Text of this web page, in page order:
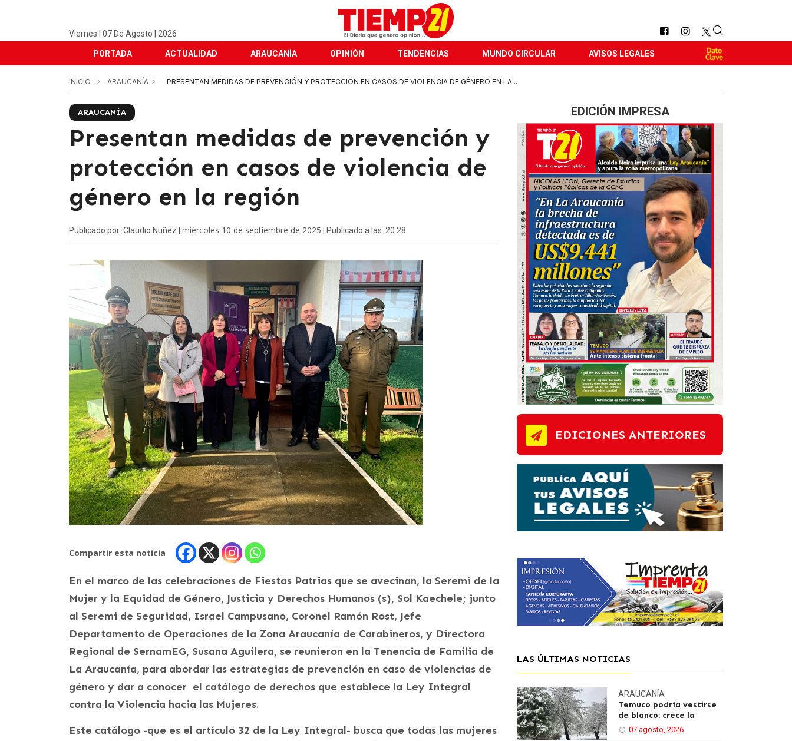
Viernes | 07 De Agosto | 2026
PORTADA ACTUALIDAD ARAUCANÍA OPINIÓN TENDENCIAS MUNDO CIRCULAR AVISOS LEGALES
INICIO ARAUCANÍA PRESENTAN MEDIDAS DE PREVENCIÓN Y PROTECCIÓN EN CASOS DE VIOLENCIA DE GÉNERO EN LA...
ARAUCANÍA
Presentan medidas de prevención y
protección en casos de violencia de
género en la región
Publicado por: Claudio Nuñez | miércoles 10 de septiembre de 2025 | Publicado a las: 20:28
Compartir esta noticia
En el marco de las celebraciones de Fiestas Patrias que se avecinan, la Seremi de la
Mujer y la Equidad de Género, Justicia y Derechos Humanos (s), Sol Kaechele; junto
al Seremi de Seguridad, Israel Campusano, Coronel Ramón Rost, Jefe
Departamento de Operaciones de la Zona Araucanía de Carabineros, y Directora
Regional de SernamEG, Susana Aguilera, se reunieron en la Tenencia de Familia de
La Araucanía, para abordar las estrategias de prevención en caso de violencias de
género y dar a conocer el catálogo de derechos que establece la Ley Integral
contra la Violencia hacia las Mujeres.
Este catálogo -que es el artículo 32 de la Ley Integral- busca que todas las mujeres
EDICIÓN IMPRESA
EDICIONES ANTERIORES
LAS ÚLTIMAS NOTICIAS
ARAUCANÍA
Temuco podría vestirse
de blanco: crece la
07 agosto, 2026